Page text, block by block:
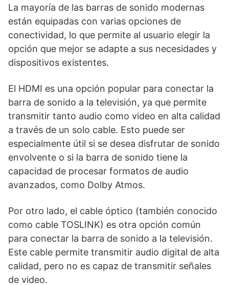
La mayoría de las barras de sonido modernas
están equipadas con varias opciones de
conectividad, lo que permite al usuario elegir la
opción que mejor se adapte a sus necesidades y
dispositivos existentes.
El HDMI es una opción popular para conectar la
barra de sonido a la televisión, ya que permite
transmitir tanto audio como video en alta calidad
a través de un solo cable. Esto puede ser
especialmente útil si se desea disfrutar de sonido
envolvente o si la barra de sonido tiene la
capacidad de procesar formatos de audio
avanzados, como Dolby Atmos.
Por otro lado, el cable óptico (también conocido
como cable TOSLINK) es otra opción común
para conectar la barra de sonido a la televisión.
Este cable permite transmitir audio digital de alta
calidad, pero no es capaz de transmitir señales
de video.